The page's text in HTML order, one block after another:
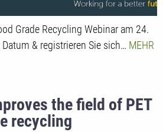
Grade Recycling Webinar am 24.
& registrieren Sie sich… MEHR
the field of PET
recycling